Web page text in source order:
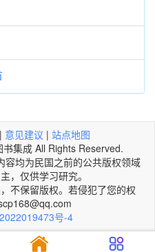
| 意见建议 | 站点地图
集成 All Rights Reserved.
容均为民国之前的公共版权领域
，仅供学习研究。
不保留版权。若侵犯了您的权
号-4